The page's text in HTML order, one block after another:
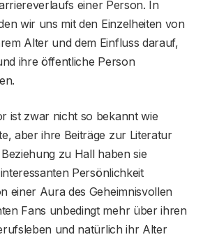
einer Person. In
wir uns mit den Einzelheiten von
Alter und dem Einfluss darauf,
ihre öffentliche Person
ist zwar nicht so bekannt wie
aber ihre Beiträge zur Literatur
zu Hall haben sie
Persönlichkeit
einer Aura des Geheimnisvollen
Fans unbedingt mehr über ihren
und natürlich ihr Alter